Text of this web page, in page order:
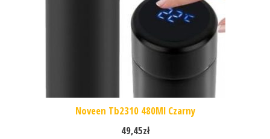
Noveen Tb2310 480Ml Czarny
49,45zł